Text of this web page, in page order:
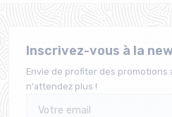
Inscrivez-vous à la
Envie de profiter des promotions
n'attendez plus !